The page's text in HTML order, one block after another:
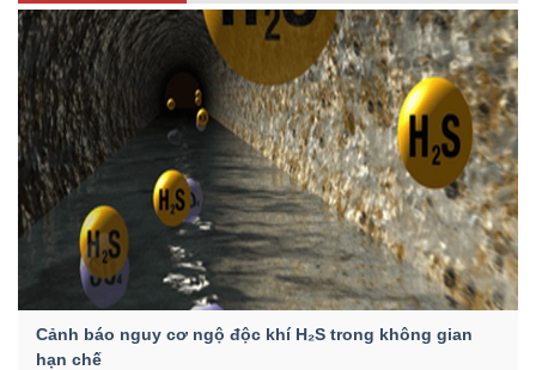
Cảnh báo nguy cơ ngộ độc khí H₂S trong không gian
hạn chế